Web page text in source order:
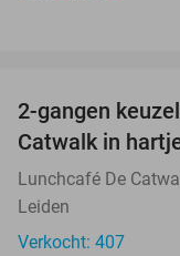
2-gangen
Catwalk in
Lunchcafé De
Leiden
Verkocht: 407